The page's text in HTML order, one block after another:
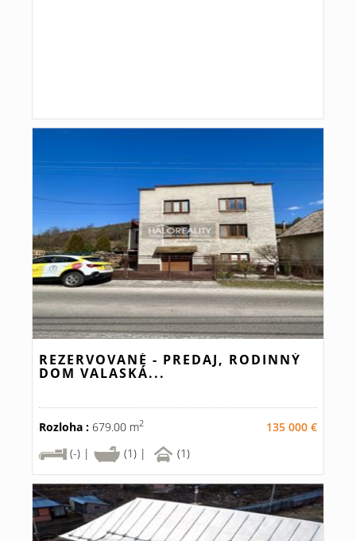
REZERVOVANÉ - PREDAJ, RODINNÝ
DOM VALASKÁ...
Rozloha : 679.00 m2
135 000 €
(-) |
(1) | (1)